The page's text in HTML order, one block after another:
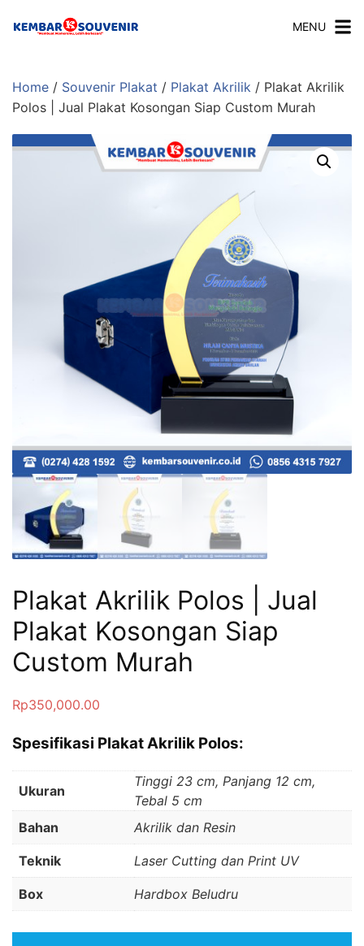
MENU
Home / Souvenir Plakat / Plakat Akrilik / Plakat Akrilik
Polos | Jual Plakat Kosongan Siap Custom Murah
Plakat Akrilik Polos | Jual
Plakat Kosongan Siap
Custom Murah
Rp350,000.00
Spesifikasi Plakat Akrilik Polos:
Ukuran
Tinggi 23 cm, Panjang 12 cm,
Tebal 5 cm
Bahan
Akrilik dan Resin
Teknik Laser Cutting dan Print UV
Box Hardbox Beludru